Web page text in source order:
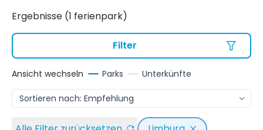
Ergebnisse (1 ferienpark)
Filter
Ansicht wechseln Parks Unterkünfte